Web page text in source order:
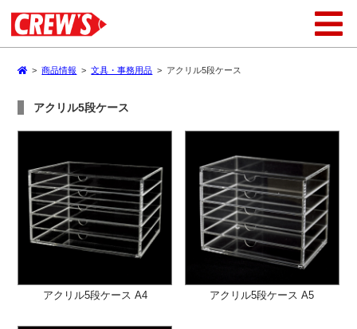
>商品情報 >文具・事務用品 > アクリル5段ケース
アクリル5段ケース
アクリル5段ケース A4 アクリル5段ケース A5